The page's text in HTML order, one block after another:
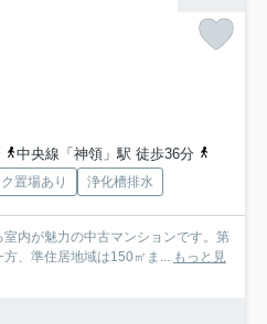
中央線「神領」駅 徒歩36分
置場あり 浄化槽排水
内が魅力の中古マンションです。第
、準住居地域は150㎡ま... もっと見